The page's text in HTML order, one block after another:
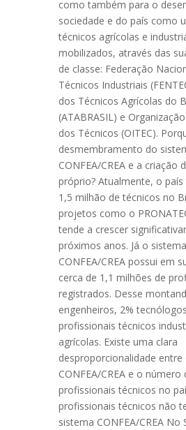
como também para o
sociedade e do país como
técnicos agrícolas e
mobilizados, através das
de classe: Federação
Técnicos Industriais
dos Técnicos Agrícolas do
(ATABRASIL) e
dos Técnicos (OITEC).
desmembramento do
CONFEA/CREA e a criação
próprio? Atualmente, o
1,5 milhão de técnicos no
projetos como o
tende a crescer
próximos anos. Já o sistema
CONFEA/CREA possui em
cerca de 1,1 milhões de
registrados. Desse
engenheiros, 2%
profissionais técnicos
agrícolas. Existe uma clara
desproporcionalidade
CONFEA/CREA e o número
profissionais técnicos no
profissionais técnicos não
sistema CONFEA/CREA No